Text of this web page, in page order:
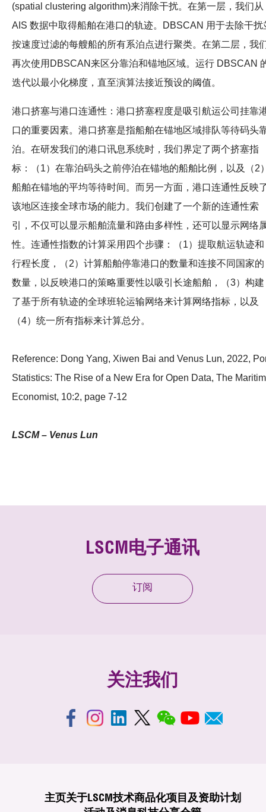
(spatial clustering algorithm)来消除干扰。在第一层，我们从
AIS 数据中取得船舶在港口的轨迹。DBSCAN 用于去除干扰
按速度过滤的每艘船的所有系泊点进行聚类。在第二层，我
再次使用DBSCAN来区分靠泊和锚地区域。运行 DBSCAN
迭代以最小化梯度，直至演算法接近预设的阈值。
港口挤塞与港口连通性：港口挤塞程度是吸引航运公司挂靠
口的重要因素。港口挤塞是指船舶在锚地区域排队等待码头
泊。在研发我们的港口讯息系统时，我们界定了两个挤塞指
标：（1）在靠泊码头之前停泊在锚地的船舶比例，以及（2
船舶在锚地的平均等待时间。而另一方面，港口连通性反映
该地区连接全球市场的能力。我们创建了一个新的连通性索
引，不仅可以显示船舶流量和路由多样性，还可以显示网络
性。连通性指数的计算采用四个步骤：（1）提取航运轨迹和
行程长度，（2）计算船舶停靠港口的数量和连接不同国家的
数量，以反映港口的策略重要性以吸引长途船舶，（3）构建
了基于所有轨迹的全球班轮运输网络来计算网络指标，以及
（4）统一所有指标来计算总分。
Reference: Dong Yang, Xiwen Bai and Venus Lun, 2022,
Statistics: The Rise of a New Era for Open Data, The
Economist, 10:2, page 7-12
LSCM – Venus Lun
LSCM电子通讯
订阅
关注我们
主页关于LSCM技术商品化项目及资助计划